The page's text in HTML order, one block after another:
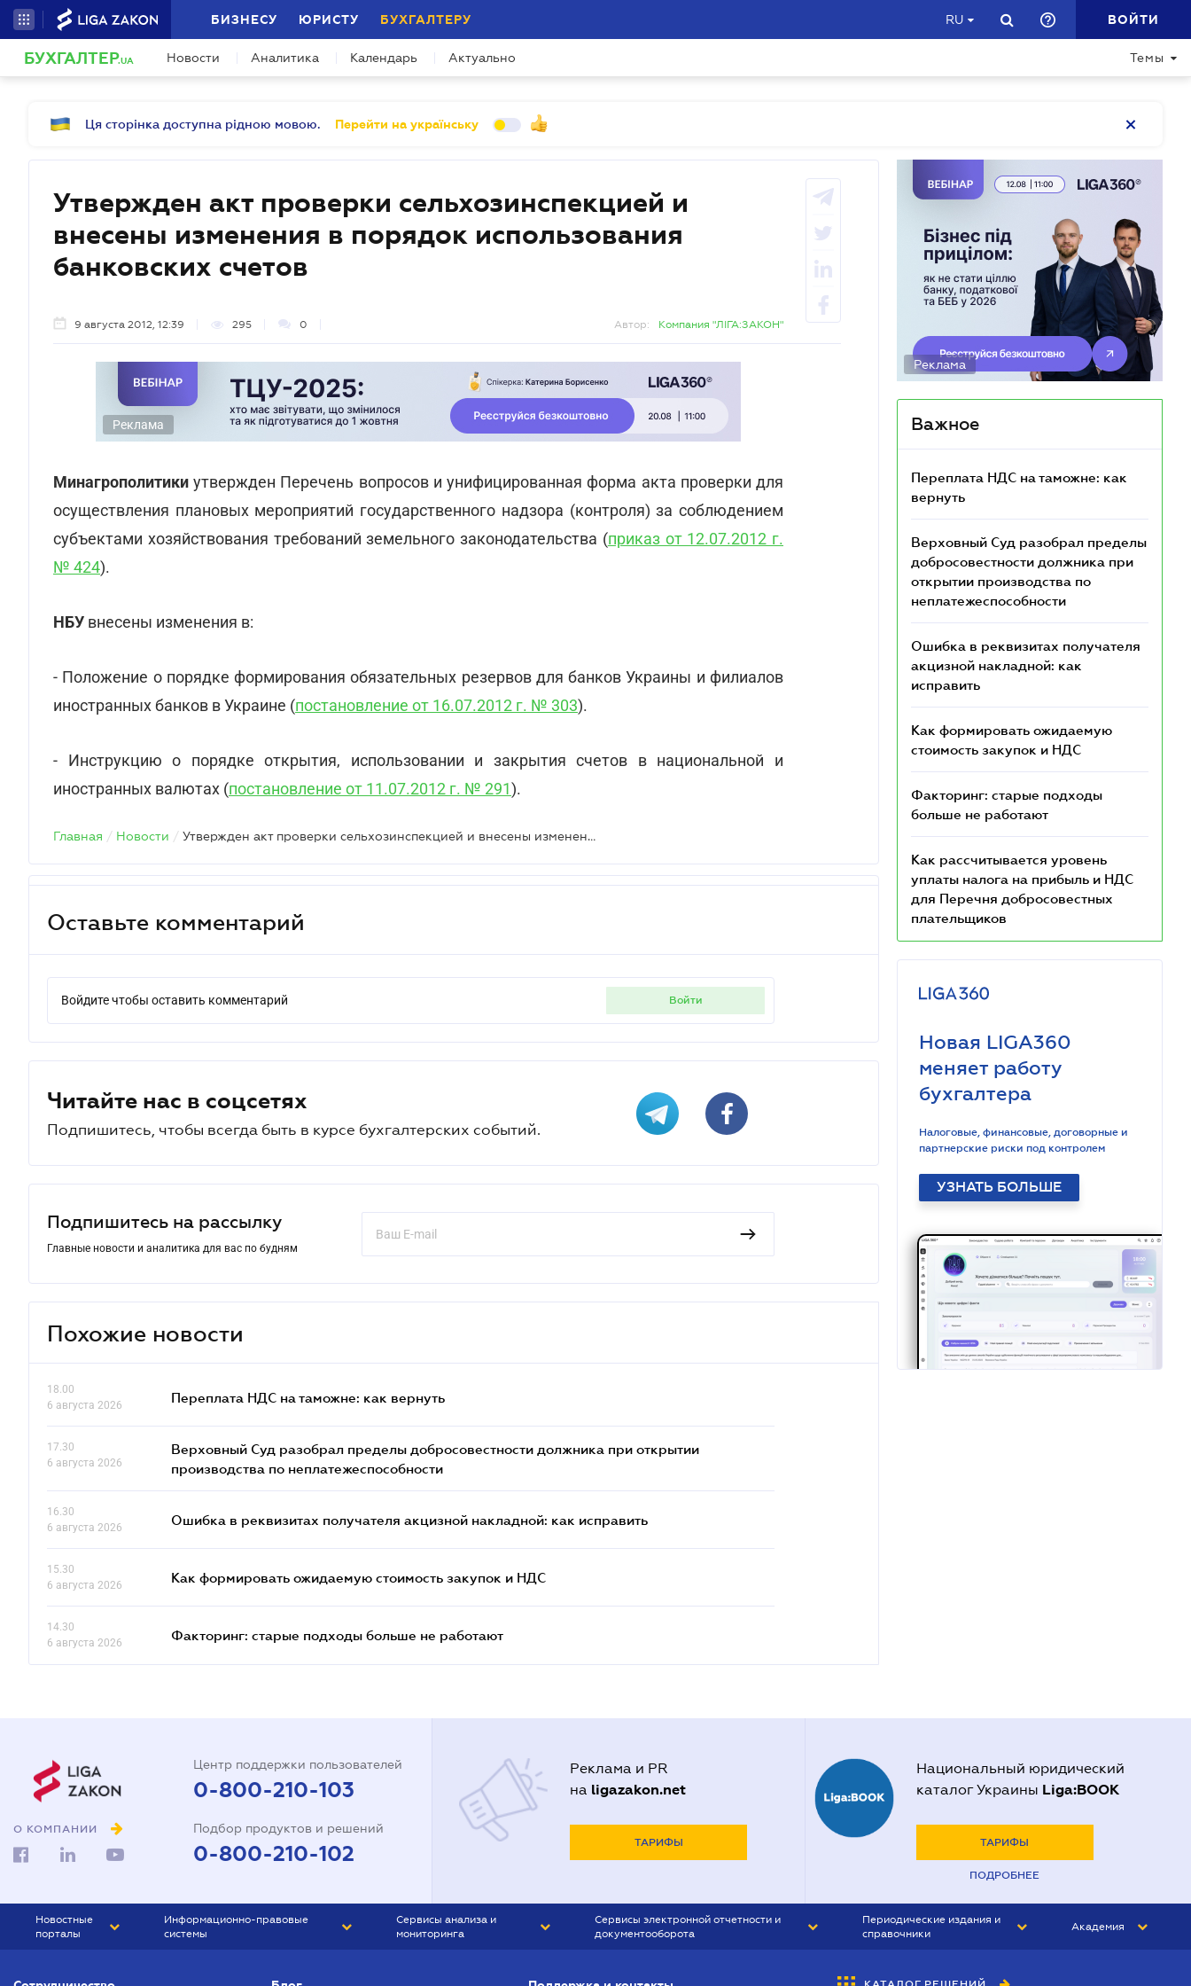
БИЗНЕСУ ЮРИСТУ БУХГАЛТЕРУ RU ВОЙТИ
БУХГАЛТЕР.UA Новости Аналитика Календарь Актуально Темы
Ця сторінка доступна рідною мовою. Перейти на українську
Утвержден акт проверки сельхозинспекцией и
внесены изменения в порядок использования
банковских счетов
9 августа 2012, 12:39 295 0 Автор: Компания "ЛІГА:ЗАКОН"
Реклама
Минагрополитики утвержден Перечень вопросов и унифицированная форма акта проверки для
осуществления плановых мероприятий государственного надзора (контроля) за соблюдением
субъектами хозяйствования требований земельного законодательства (приказ от 12.07.2012 г.
№ 424).
НБУ внесены изменения в:
- Положение о порядке формирования обязательных резервов для банков Украины и филиалов
иностранных банков в Украине (постановление от 16.07.2012 г. № 303).
- Инструкцию о порядке открытия, использовании и закрытия счетов в национальной и
иностранных валютах (постановление от 11.07.2012 г. № 291).
Главная / Новости / Утвержден акт проверки сельхозинспекцией и внесены изменения в порядок использования банковских счетов
Оставьте комментарий
Войдите чтобы оставить комментарий войти
Читайте нас в соцсетях
Подпишитесь, чтобы всегда быть в курсе бухгалтерских событий.
Подпишитесь на рассылку
Главные новости и аналитика для вас по будням
Похожие новости
18.00
6 августа 2026
Переплата НДС на таможне: как вернуть
17.30
6 августа 2026
Верховный Суд разобрал пределы добросовестности должника при открытии
производства по неплатежеспособности
16.30
6 августа 2026
Ошибка в реквизитах получателя акцизной накладной: как исправить
15.30
6 августа 2026
Как формировать ожидаемую стоимость закупок и НДС
14.30
6 августа 2026
Факторинг: старые подходы больше не работают
Реклама
Важное
Переплата НДС на таможне: как
вернуть
Верховный Суд разобрал пределы
добросовестности должника при
открытии производства по
неплатежеспособности
Ошибка в реквизитах получателя
акцизной накладной: как
исправить
Как формировать ожидаемую
стоимость закупок и НДС
Факторинг: старые подходы
больше не работают
Как рассчитывается уровень
уплаты налога на прибыль и НДС
для Перечня добросовестных
плательщиков
Новая LIGA360
меняет работу
бухгалтера
Налоговые, финансовые, договорные и
партнерские риски под контролем
УЗНАТЬ БОЛЬШЕ
О КОМПАНИИ
Центр поддержки пользователей
0-800-210-103
Подбор продуктов и решений
0-800-210-102
Реклама и PR
на ligazakon.net
ТАРИФЫ
Национальный юридический
каталог Украины Liga:BOOK
ТАРИФЫ
ПОДРОБНЕЕ
Новостные
порталы
Информационно-правовые
системы
Сервисы анализа и
мониторинга
Сервисы электронной отчетности и
документооборота
Периодические издания и
справочники
Академия